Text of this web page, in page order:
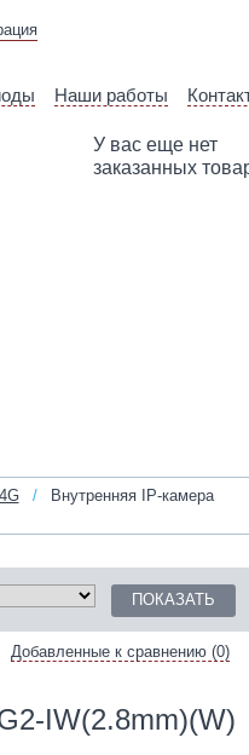
Наши работы
У вас еще нет
заказанных
/
Внутренняя IP‑камера
Добавленные к сравнению (0)
IW(2.8mm)(W)